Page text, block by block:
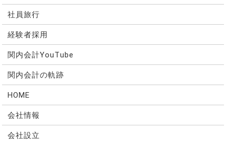
社員旅行
経験者採用
関内会計YouTube
関内会計の軌跡
HOME
会社情報
会社設立